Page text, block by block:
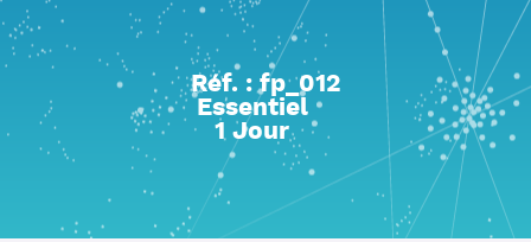
Réf. : fp_012
Essentiel
1 Jour